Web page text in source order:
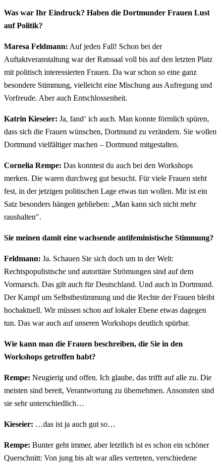
Was war Ihr Eindruck? Haben die Dortmunder Frauen Lust
auf Politik?
Maresa Feldmann: Auf jeden Fall! Schon bei der
Auftaktveranstaltung war der Ratssaal voll bis auf den letzten Platz
mit politisch interessierten Frauen. Da war schon so eine ganz
besondere Stimmung, vielleicht eine Mischung aus Aufregung und
Vorfreude. Aber auch Entschlossenheit.
Katrin Kieseier: Ja, fand‘ ich auch. Man konnte förmlich spüren,
dass sich die Frauen wünschen, Dortmund zu verändern. Sie wollen
Dortmund vielfältiger machen – Dortmund mitgestalten.
Cornelia Rempe: Das konntest du auch bei den Workshops
merken. Die waren durchweg gut besucht. Für viele Frauen steht
fest, in der jetzigen politischen Lage etwas tun wollen. Mir ist ein
Satz besonders hängen geblieben: „Man kann sich nicht mehr
raushalten".
Sie meinen damit eine wachsende antifeministische Stimmung?
Feldmann: Ja. Schauen Sie sich doch um in der Welt:
Rechtspopulistische und autoritäre Strömungen sind auf dem
Vormarsch. Das gilt auch für Deutschland. Und auch in Dortmund.
Der Kampf um Selbstbestimmung und die Rechte der Frauen bleibt
hochaktuell. Wir müssen schon auf lokaler Ebene etwas dagegen
tun. Das war auch auf unseren Workshops deutlich spürbar.
Wie kann man die Frauen beschreiben, die Sie in den
Workshops getroffen habt?
Rempe: Neugierig und offen. Ich glaube, das trifft auf alle zu. Die
meisten sind bereit, Verantwortung zu übernehmen. Ansonsten sind
sie sehr unterschiedlich…
Kieseier: …das ist ja auch gut so…
Rempe: Bunter geht immer, aber letztlich ist es schon ein schöner
Querschnitt: Von jung bis alt war alles vertreten, verschiedene